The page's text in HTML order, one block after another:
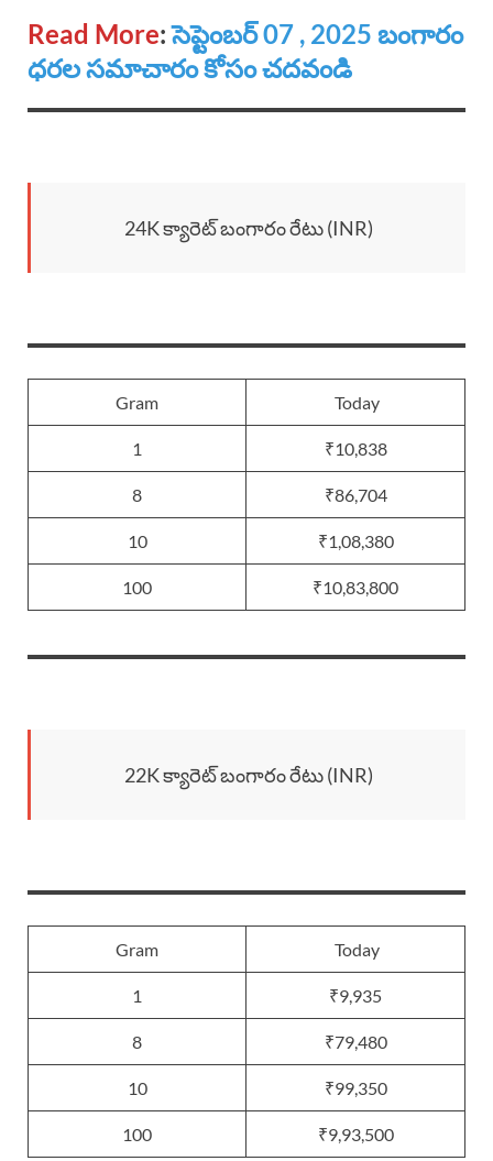
Read More:సెప్టెంబర్ 07 , 2025 బంగారం
ధరల సమాచారం కోసం చదవండి
24K క్యారెట్ బంగారం రేటు (INR)
Gram Today
1 ₹10,838
8 ₹86,704
10 ₹1,08,380
100 ₹10,83,800
22K క్యారెట్ బంగారం రేటు (INR)
Gram Today
1 ₹9,935
8 ₹79,480
10 ₹99,350
100 ₹9,93,500